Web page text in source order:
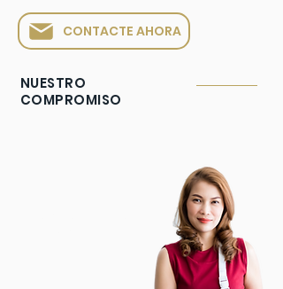
CONTACTE AHORA
NUESTRO
COMPROMISO